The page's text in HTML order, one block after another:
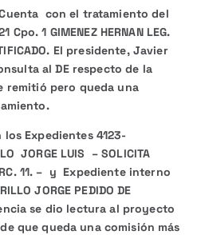
con el tratamiento del
Cpo. 1 GIMENEZ HERNAN LEG.
El presidente, Javier
al DE respecto de la
remitió pero queda una
Expedientes 4123-
JORGE LUIS – SOLICITA
11. – y Expediente interno
JORGE PEDIDO DE
se dio lectura al proyecto
que queda una comisión más